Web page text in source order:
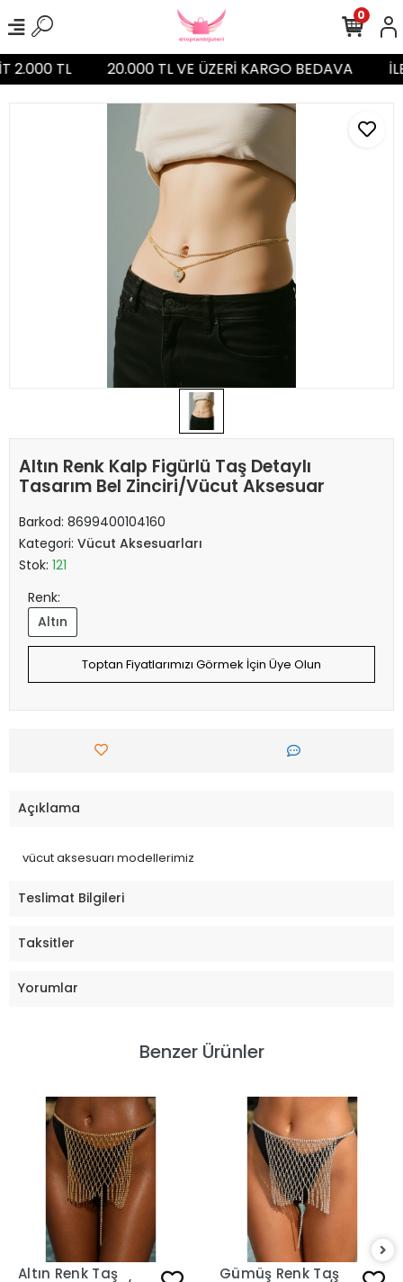
2.000 TL 20.000 TL VE ÜZERİ KARGO BEDAVA
0
Altın Renk Kalp Figürlü Taş Detaylı
Tasarım Bel Zinciri/Vücut Aksesuar
Barkod: 8699400104160
Kategori: Vücut Aksesuarları
Stok: 121
Renk:
Altın
Toptan Fiyatlarımızı Görmek İçin Üye Olun
Açıklama
vücut aksesuarı modellerimiz
Teslimat Bilgileri
Taksitler
Yorumlar
Benzer Ürünler
Altın Renk Taş Gümüş Renk Taş